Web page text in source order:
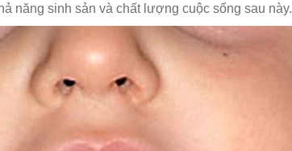
năng sinh sản và chất lượng cuộc sống sau này.